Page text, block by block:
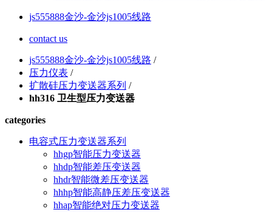
js555888金沙-金沙js1005线路
contact us
js555888金沙-金沙js1005线路 /
压力仪表 /
扩散硅压力变送器系列 /
hh316 卫生型压力变送器
categories
电容式压力变送器系列
hhgp智能压力变送器
hhdp智能差压变送器
hhdr智能微差压变送器
hhhp智能高静压差压变送器
hhap智能绝对压力变送器